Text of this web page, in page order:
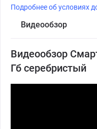
Подробнее об условиях
Видеообзор
Видеообзор
Гб серебристый